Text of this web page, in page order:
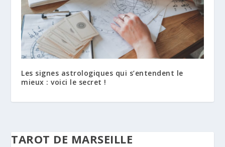
Les signes astrologiques qui s’entendent le
mieux : voici le secret !
TAROT DE MARSEILLE